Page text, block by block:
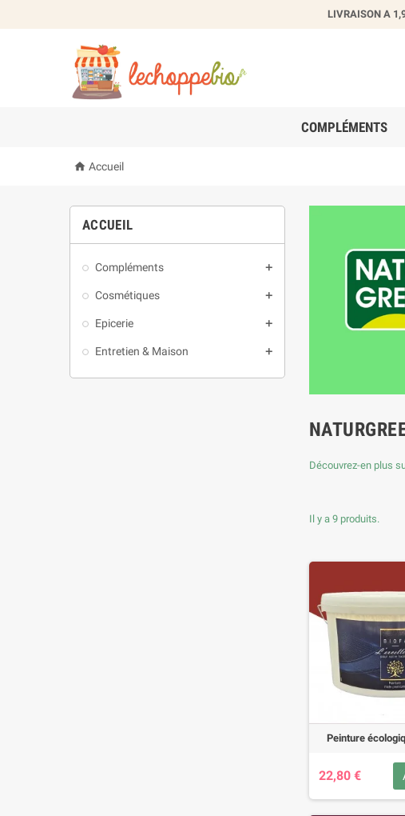
LIVRAISON A
COMPLÉMENTS
 Accueil
ACCUEIL
Compléments 
Cosmétiques 
Epicerie 
Entretien & Maison 
Découvrez-en plus
Il y a 9 produits.
Peinture
22,80 €